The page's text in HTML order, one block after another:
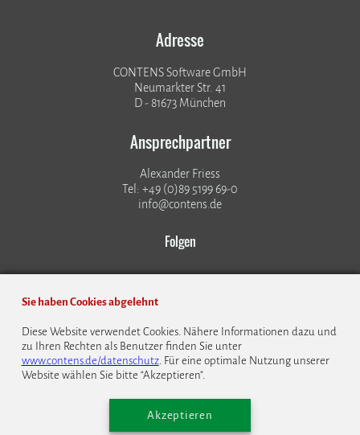
Adresse
CONTENS Software GmbH
Neumarkter Str. 41
D - 81673 München
Ansprechpartner
Alexander Friess
Tel: +49 (0)89 5199 69-0
info@contens.de
Folgen
© 1999 - 2026 CONTENS Software GmbH
Cookie Einstellungen
English
Sie haben Cookies abgelehnt
Diese Website verwendet Cookies. Nähere Informationen dazu und
zu Ihren Rechten als Benutzer finden Sie unter
www.contens.de/datenschutz. Für eine optimale Nutzung unserer
Website wählen Sie bitte “Akzeptieren”.
Akzeptieren